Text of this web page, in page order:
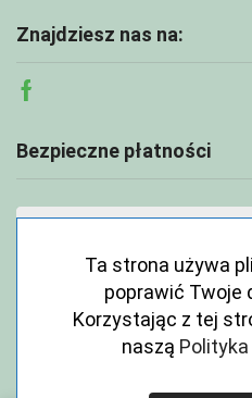
Znajdziesz nas na:
Facebook
Bezpieczne płatności
Ta strona używa
poprawić Twoje
Korzystając z tej
naszą